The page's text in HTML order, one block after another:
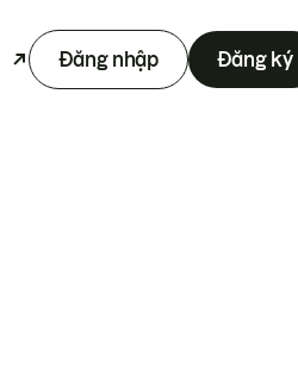
Đăng nhập Đăng ký